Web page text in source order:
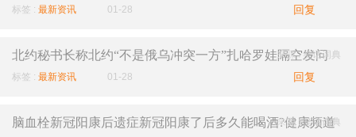
标签 : 最新资讯 01-28 回复
北约秘书长称北约“不是俄乌冲突一方”扎哈罗娃隔空发问
标签 : 最新资讯 01-28 回复
来源 :笑话词典
脑血栓新冠阳康后遗症新冠阳康了后多久能喝酒?健康频道
来源 :笑话词典